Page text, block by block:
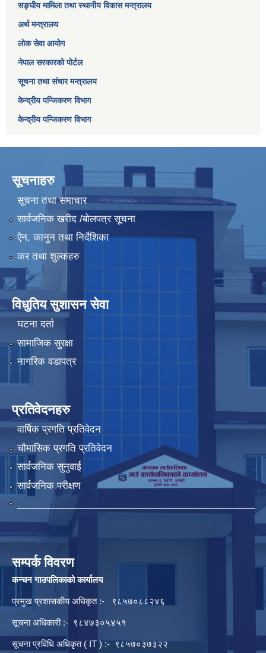
सङ्घीय मामिला तथा स्थानीय विकास मन्त्रालय
अर्थ मन्त्रालय
लोक सेवा आयोग
नेपाल सरकारको पोर्टल
सूचना तथा संचार मन्त्रालय
केन्द्रीय पन्जिकरण विभाग
केन्द्रीय पन्जिकरण विभाग
सूचनाहरु
सूचना तथा समाचार
सार्वजनिक खरीद /बोलपत्र सूचना
ऐन, कानुन तथा निर्देशिका
कर तथा शुल्कहरु
विधुतिय सुशासन सेवा
घटना दर्ता
सामाजिक सुरक्षा
नागरिक वडापत्र
प्रतिवेदनहरु
वार्षिक प्रगति प्रतिवेदन
चौमासिक प्रगति प्रतिवेदन
सार्वजनिक सुनुवाई
सार्वजनिक परीक्षण
सम्पर्क विवरण
कन्चन गाउपलिकाको कार्यालय
प्रमुख प्रशासकीय अधिकृत :- ९८५७०८८२४६
सूचना अधिकारी :- ९८४७३०५४५१
सूचना प्रविधि अधिकृत ( IT ) :- ९८५७०३७३२२